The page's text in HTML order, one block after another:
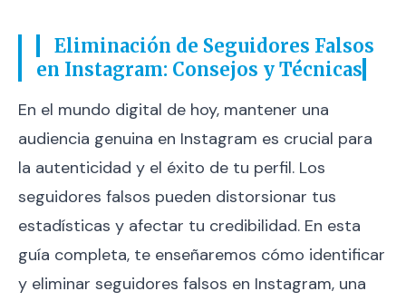
Eliminación de Seguidores Falsos
en Instagram: Consejos y Técnicas
En el mundo digital de hoy, mantener una
audiencia genuina en Instagram es crucial para
la autenticidad y el éxito de tu perfil. Los
seguidores falsos pueden distorsionar tus
estadísticas y afectar tu credibilidad. En esta
guía completa, te enseñaremos cómo identificar
y eliminar seguidores falsos en Instagram, una